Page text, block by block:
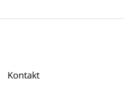
Kontakt